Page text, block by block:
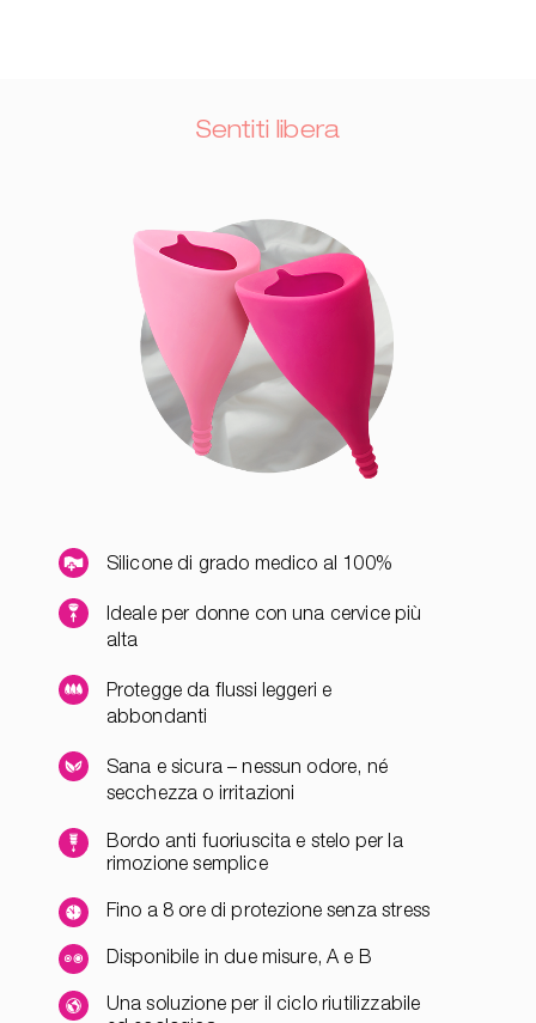
Sentiti libera
Silicone di grado medico al 100%
Ideale per donne con una cervice più
alta
Protegge da flussi leggeri e
abbondanti
Sana e sicura – nessun odore, né
secchezza o irritazioni
Bordo anti fuoriuscita e stelo per la
rimozione semplice
Fino a 8 ore di protezione senza stress
Disponibile in due misure, A e B
Una soluzione per il ciclo riutilizzabile